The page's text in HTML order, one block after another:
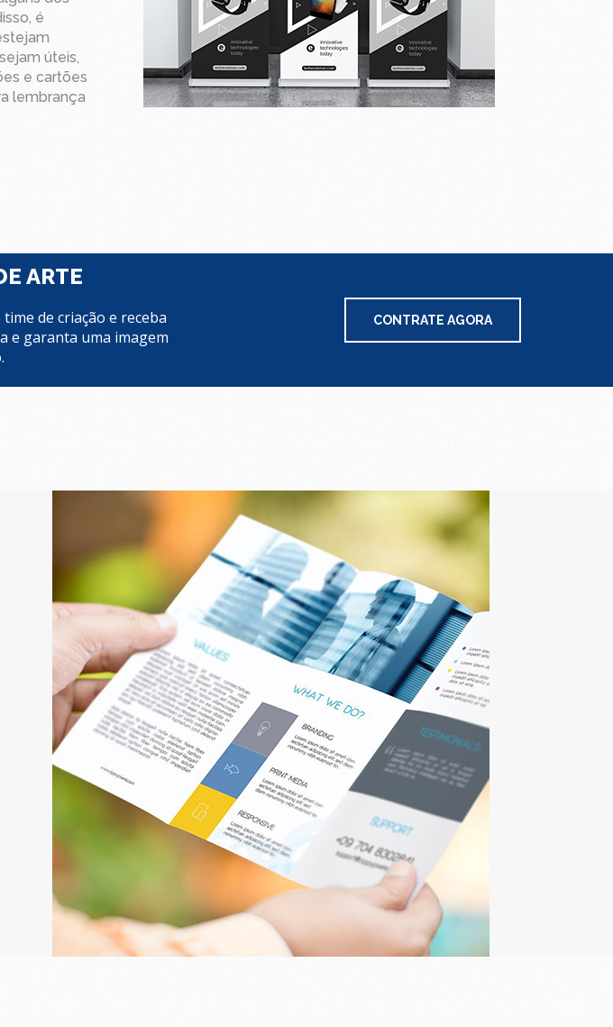
é
úteis,
e cartões
lembrança
ARTE
de criação e receba
e garanta uma imagem
CONTRATE AGORA